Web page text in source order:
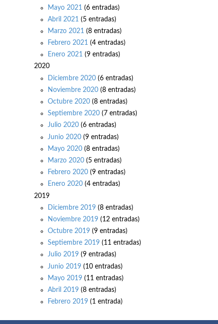
Mayo 2021 (6 entradas)
Abril 2021 (5 entradas)
Marzo 2021 (8 entradas)
Febrero 2021 (4 entradas)
Enero 2021 (9 entradas)
2020
Diciembre 2020 (6 entradas)
Noviembre 2020 (8 entradas)
Octubre 2020 (8 entradas)
Septiembre 2020 (7 entradas)
Julio 2020 (6 entradas)
Junio 2020 (9 entradas)
Mayo 2020 (8 entradas)
Marzo 2020 (5 entradas)
Febrero 2020 (9 entradas)
Enero 2020 (4 entradas)
2019
Diciembre 2019 (8 entradas)
Noviembre 2019 (12 entradas)
Octubre 2019 (9 entradas)
Septiembre 2019 (11 entradas)
Julio 2019 (9 entradas)
Junio 2019 (10 entradas)
Mayo 2019 (11 entradas)
Abril 2019 (8 entradas)
Febrero 2019 (1 entrada)